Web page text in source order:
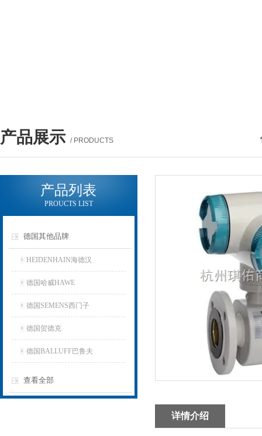
产品展示 / PRODUCTS
产品列表
PROUCTS LIST
德国其他品牌
HEIDENHAIN海德汉
德国哈威HAWE
德国SEMENS西门子
德国贺德克
德国BALLUFF巴鲁夫
查看全部
详情介绍